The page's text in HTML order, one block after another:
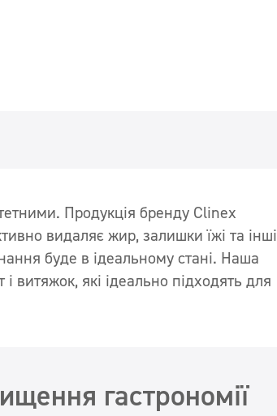
Продукція бренду Clinex
видаляє жир, залишки їжі та інші
буде в ідеальному стані. Наша
витяжок, які ідеально підходять для
гастрономії